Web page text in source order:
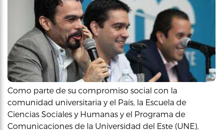
Como parte de su compromiso social con la
comunidad universitaria y el País, la Escuela de
Ciencias Sociales y Humanas y el Programa de
Comunicaciones de la Universidad del Este (UNE),